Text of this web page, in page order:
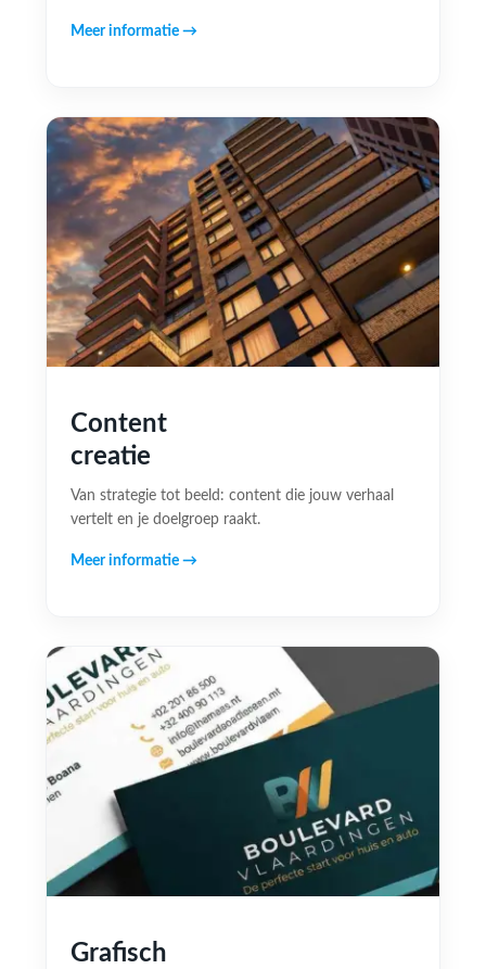
Meer informatie →
Content
creatie
Van strategie tot beeld: content die jouw verhaal
vertelt en je doelgroep raakt.
Meer informatie →
Grafisch